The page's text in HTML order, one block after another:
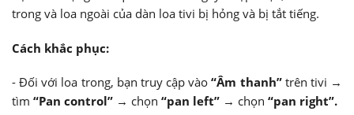
trong và loa ngoài của dàn loa tivi bị hỏng và bị tắt tiếng.
Cách khắc phục:
- Đối với loa trong, bạn truy cập vào“Âm thanh”trên tivi →
tìm “Pan control” → chọn “pan left” → chọn “pan right”.